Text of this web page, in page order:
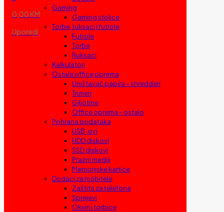
0,00 KM
Uporedi
Gaming
Gaming stolice
Torbe, ruksaci i futrole
Futrole
Torbe
Ruksaci
Kalkulatori
Ostala office oprema
Uništavač papira – shredderi
Trimeri
Giljotine
Office oprema – ostalo
Pohrana podataka
USB-ovi
HDD diskovi
SSD diskovi
Prazni mediji
Memorijske kartice
Dodaci za mobitele
Zaštita za telefone
Sprejevi
Okviri i torbice